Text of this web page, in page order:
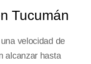
Tucumán
velocidad de
alcanzar hasta